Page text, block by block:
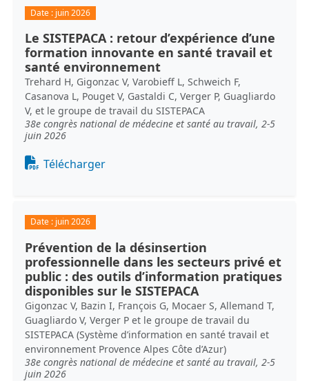
Date : juin 2026
Le SISTEPACA : retour d’expérience d’une
formation innovante en santé travail et
santé environnement
Trehard H, Gigonzac V, Varobieff L, Schweich F,
Casanova L, Pouget V, Gastaldi C, Verger P, Guagliardo
V, et le groupe de travail du SISTEPACA
38e congrès national de médecine et santé au travail, 2-5
juin 2026
Document
Télécharger
Date : juin 2026
Prévention de la désinsertion
professionnelle dans les secteurs privé et
public : des outils d’information pratiques
disponibles sur le SISTEPACA
Gigonzac V, Bazin I, François G, Mocaer S, Allemand T,
Guagliardo V, Verger P et le groupe de travail du
SISTEPACA (Système d’information en santé travail et
environnement Provence Alpes Côte d’Azur)
38e congrès national de médecine et santé au travail, 2-5
juin 2026